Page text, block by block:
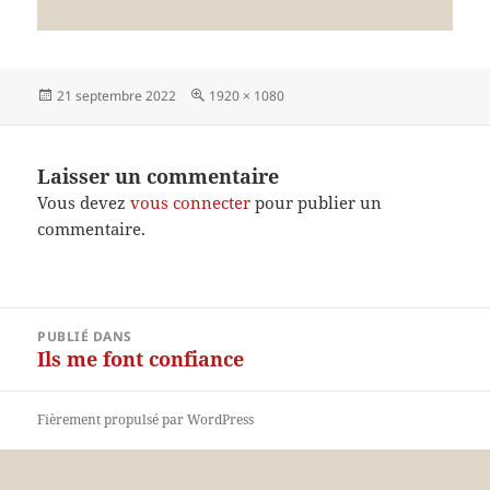
Publié
21 septembre 2022
Taille
1920 × 1080
Laisser un commentaire
Vous devezvous connecter pour publier un
commentaire.
l’article
PUBLIÉ DANS
Ils me font confiance
Fièrement propulsé par WordPress